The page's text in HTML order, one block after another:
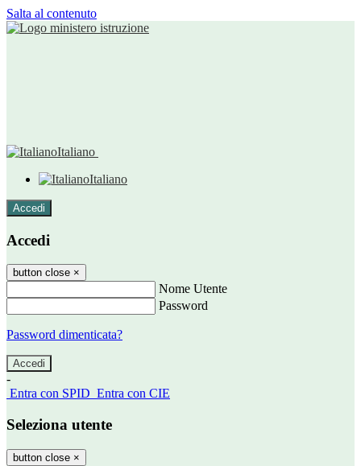
Salta al contenuto
Italiano
Italiano
Accedi
Accedi
button close ×
Nome Utente
Password
Password dimenticata?
-
Entra con SPID Entra con CIE
Seleziona utente
button close ×